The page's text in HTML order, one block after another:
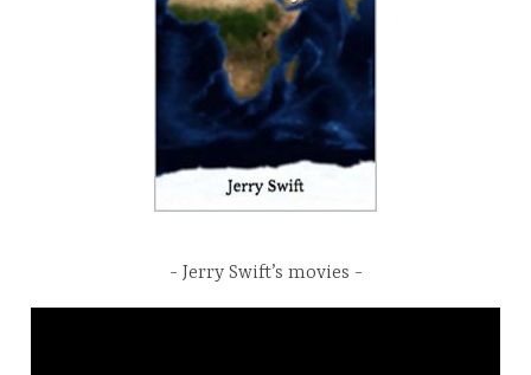
Jerry Swift’s movies